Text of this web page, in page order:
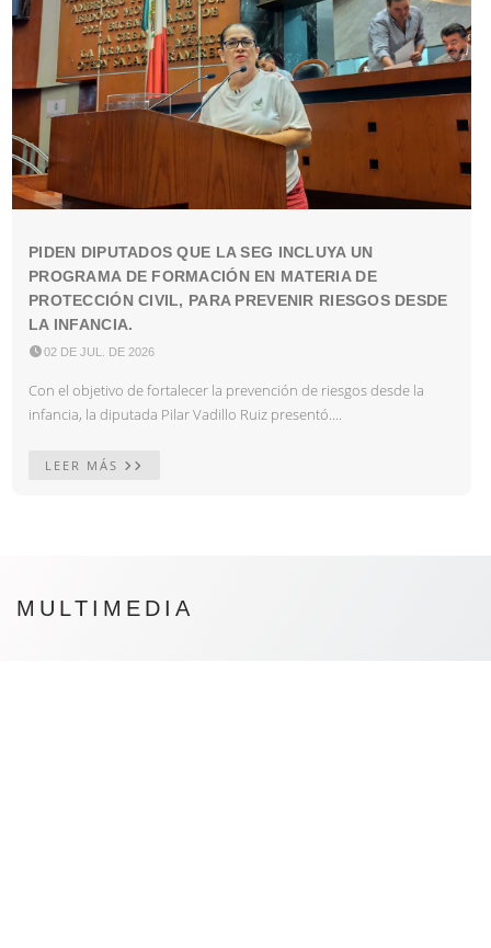
PIDEN DIPUTADOS QUE LA SEG INCLUYA UN
PROGRAMA DE FORMACIÓN EN MATERIA DE
PROTECCIÓN CIVIL, PARA PREVENIR RIESGOS DESDE
LA INFANCIA.
02 DE JUL. DE 2026
Con el objetivo de fortalecer la prevención de riesgos desde la
infancia, la diputada Pilar Vadillo Ruiz presentó....
LEER MÁS
MULTIMEDIA